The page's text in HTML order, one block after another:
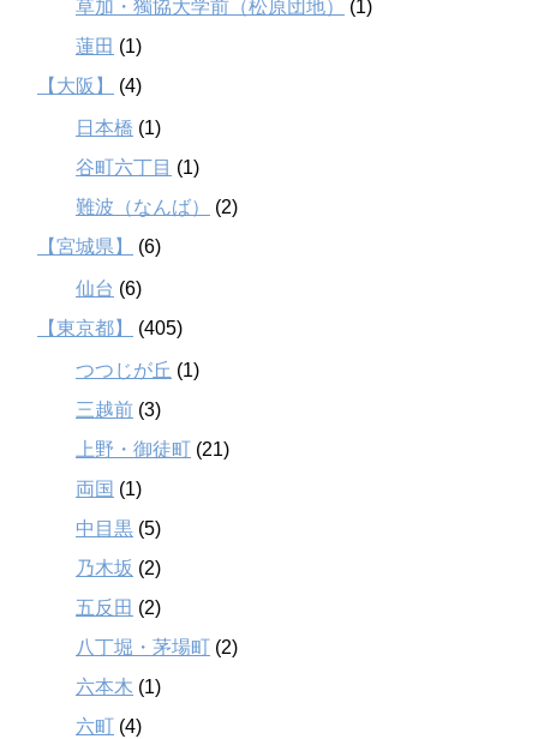
草加・獨協大学前（松原団地）
(1)
蓮田 (1)
【大阪】
(4)
日本橋 (1)
谷町六丁目 (1)
難波（なんば）
(2)
【宮城県】
(6)
仙台 (6)
【東京都】
(405)
つつじが丘 (1)
三越前 (3)
上野・御徒町 (21)
両国 (1)
中目黒 (5)
乃木坂 (2)
五反田 (2)
八丁堀・茅場町 (2)
六本木 (1)
六町 (4)